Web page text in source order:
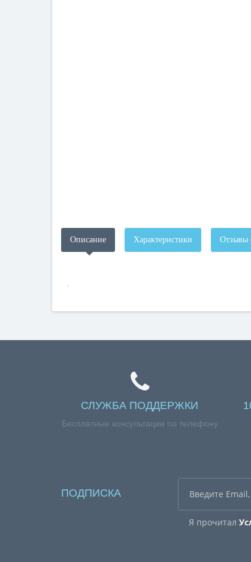
Описание Характеристики Отзывы
.
СЛУЖБА ПОДДЕРЖКИ
Бесплатные консультации по телефону
ПОДПИСКА
Я прочитал